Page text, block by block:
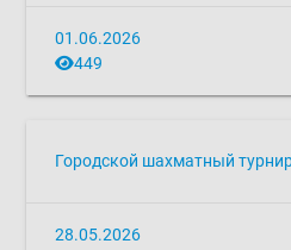
01.06.2026
449
Городской шахматный
28.05.2026